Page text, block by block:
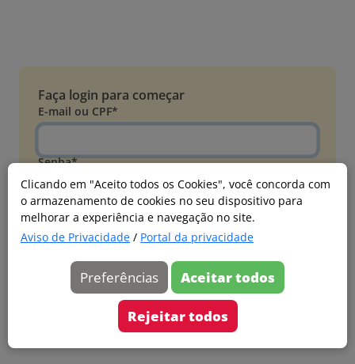
Clicando em "Aceito todos os Cookies", você concorda com
o armazenamento de cookies no seu dispositivo para
melhorar a experiência e navegação no site.
Aviso de Privacidade / Portal da privacidade
Preferências Aceitar todos
Rejeitar todos
Faça login para começar
E-mail ou CPF*
Senha*
Esqueci minha senha
Entrar
Acessar com Microsoft
Ainda não faz parte?
Cadastre-se
Versão 20260805.7